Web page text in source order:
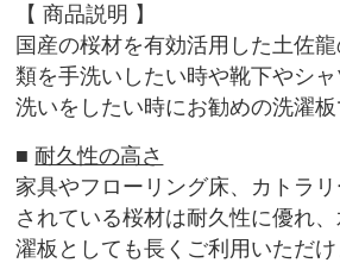
【 商品説明 】
国産の桜材を有効活用した土佐
類を手洗いしたい時や靴下やシ
洗いをしたい時にお勧めの洗濯板
■ 耐久性の高さ
家具やフローリング床、カトラ
されている桜材は耐久性に優れ
濯板としても長くご利用いただ